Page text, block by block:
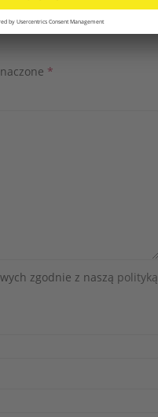
*
zgodnie z naszą polityką